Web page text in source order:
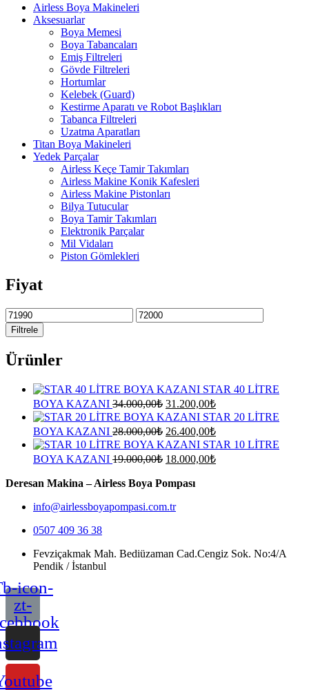
Airless Boya Makineleri
Aksesuarlar
Boya Memesi
Boya Tabancaları
Emiş Filtreleri
Gövde Filtreleri
Hortumlar
Kelebek (Guard)
Kestirme Aparatı ve Robot Başlıkları
Tabanca Filtreleri
Uzatma Aparatları
Titan Boya Makineleri
Yedek Parçalar
Airless Keçe Tamir Takımları
Airless Makine Konik Kafesleri
Airless Makine Pistonları
Bilya Tutucular
Boya Tamir Takımları
Elektronik Parçalar
Mil Vidaları
Piston Gömlekleri
Fiyat
En
düşük
fiyat
En
yüksek
Filtrele
Ürünler
STAR 40 LİTRE
BOYA KAZANI 34.000,00₺ Orijinal
fiyat:
34.000,00₺.
31.200,00₺Şu
andaki
fiyat:
31.200,00₺.
STAR 20 LİTRE
BOYA KAZANI 28.000,00₺ Orijinal
fiyat:
28.000,00₺.
26.400,00₺Şu
andaki
fiyat:
26.400,00₺.
STAR 10 LİTRE
BOYA KAZANI 19.000,00₺ Orijinal
19.000,00₺.
18.000,00₺Şu
Deresan Makina – Airless Boya Pompası
info@airlessboyapompasi.com.tr
0507 409 36 38
Fevziçakmak Mah. Bediüzaman Cad.Cengiz Sok. No:4/A
Pendik / İstanbul
icon-
zt-